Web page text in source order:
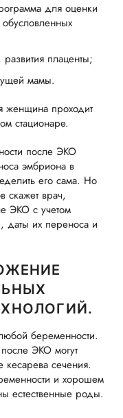
для оценки
плаценты;
мамы.
женщина проходит
стационаре.
после ЭКО
эмбриона в
его сама. Но
скажет врач,
ЭКО с учетом
даты их переноса и
беременности.
ЭКО могут
кесарева сечения.
и хорошем
естественные роды.